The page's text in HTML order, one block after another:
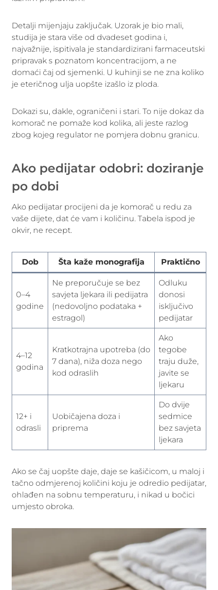
Detalji mijenjaju zaključak. Uzorak je bio mali,
studija je stara više od dvadeset godina i,
najvažnije, ispitivala je standardizirani farmaceutski
pripravak s poznatom koncentracijom, a ne
domaći čaj od sjemenki. U kuhinji se ne zna koliko
je eteričnog ulja uopšte izašlo iz ploda.
Dokazi su, dakle, ograničeni i stari. To nije dokaz da
komorač ne pomaže kod kolika, ali jeste razlog
zbog kojeg regulator ne pomjera dobnu granicu.
Ako pedijatar odobri: doziranje
po dobi
Ako pedijatar procijeni da je komorač u redu za
vaše dijete, dat će vam i količinu. Tabela ispod je
okvir, ne recept.
Dob Šta kaže monografija Praktično
0–4
godine
Ne preporučuje se bez
savjeta ljekara ili pedijatra
(nedovoljno podataka +
estragol)
Odluku
donosi
isključivo
pedijatar
4–12
godina
Kratkotrajna upotreba (do
7 dana), niža doza nego
kod odraslih
Ako
tegobe
traju duže,
javite se
ljekaru
12+ i
odrasli
Uobičajena doza i
priprema
Do dvije
sedmice
bez savjeta
ljekara
Ako se čaj uopšte daje, daje se kašičicom, u maloj i
tačno odmjerenoj količini koju je odredio pedijatar,
ohlađen na sobnu temperaturu, i nikad u bočici
umjesto obroka.